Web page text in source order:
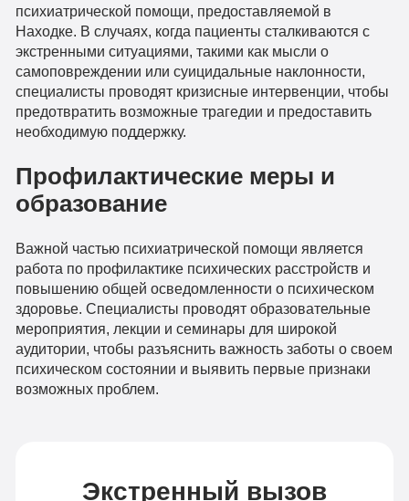
психиатрической помощи, предоставляемой в
Находке. В случаях, когда пациенты сталкиваются с
экстренными ситуациями, такими как мысли о
самоповреждении или суицидальные наклонности,
специалисты проводят кризисные интервенции, чтобы
предотвратить возможные трагедии и предоставить
необходимую поддержку.
Профилактические меры и
образование
Важной частью психиатрической помощи является
работа по профилактике психических расстройств и
повышению общей осведомленности о психическом
здоровье. Специалисты проводят образовательные
мероприятия, лекции и семинары для широкой
аудитории, чтобы разъяснить важность заботы о своем
психическом состоянии и выявить первые признаки
возможных проблем.
Экстренный вызов